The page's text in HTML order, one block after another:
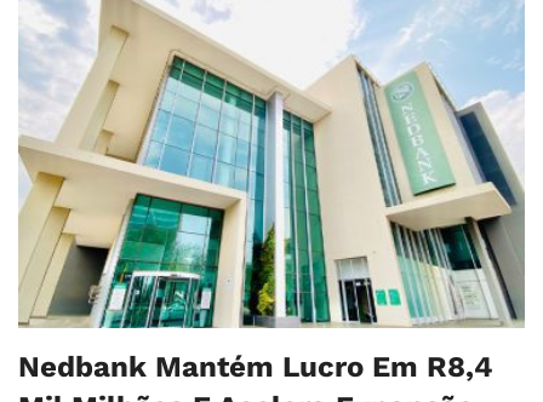
Nedbank Mantém Lucro Em R8,4